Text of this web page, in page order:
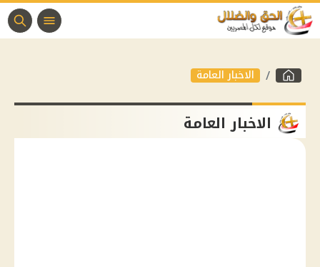
الاخبار العامة
الاخبار العامة